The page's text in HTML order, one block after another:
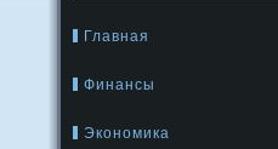
Главная
Финансы
Экономика